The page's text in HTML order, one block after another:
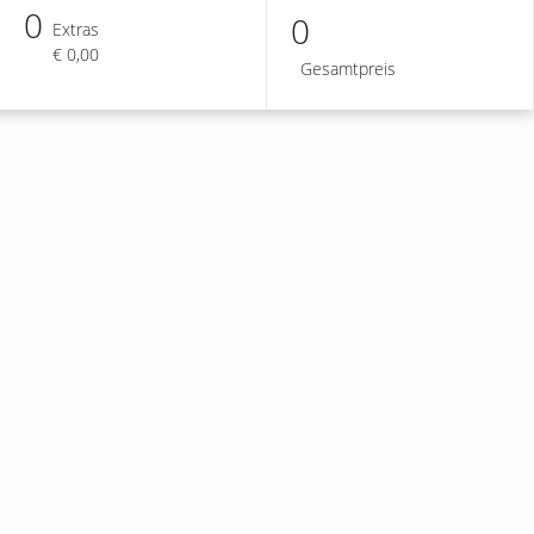
0 Extras
€ 0,00
0
Gesamtpreis